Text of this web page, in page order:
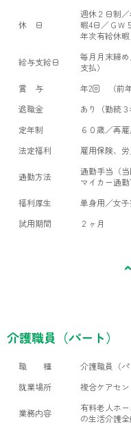
休 日
週休２日制
暇4日／ＧＷ
年次有給休暇
給与支給日
毎月月末締
支払）
賞 与
年2回 （前
退職金
あり（勤続３
定年制
６０歳／再
法定福利
雇用保険、
通勤方法
通勤手当（当
マイカー通
福利厚生
単身用／女子
試用期間
２ヶ月
介護職員（パート）
職 種
介護職員（パ
就業場所
複合ケアセ
業務内容
有料老人ホ
の生活介護